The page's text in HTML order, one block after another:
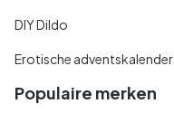
DIY Dildo
Erotische adventskalender
Populaire merken